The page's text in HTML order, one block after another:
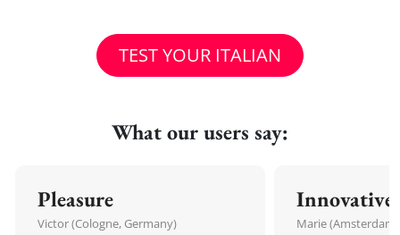
TEST YOUR ITALIAN
What our users say:
Pleasure
Victor (Cologne, Germany)
Innovative
Marie